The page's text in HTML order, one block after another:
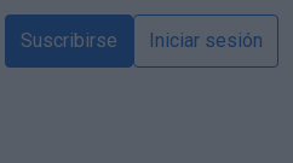
Suscribirse Iniciar sesión